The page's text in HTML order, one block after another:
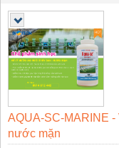
AQUA-SC-MARINE
nước mặn